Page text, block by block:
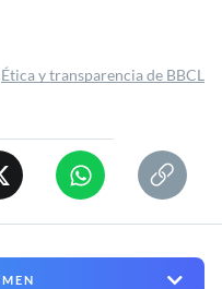
Ética y transparencia de BBCL